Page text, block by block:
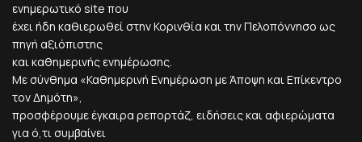
ενημερωτικό site που
έχει ήδη καθιερωθεί στην Κορινθία και την Πελοπόννησο ως
πηγή αξιόπιστης
και καθημερινής ενημέρωσης.
Με σύνθημα «Καθημερινή Ενημέρωση με Άποψη και Επίκεντρο
τον Δημότη»,
προσφέρουμε έγκαιρα ρεπορτάζ, ειδήσεις και αφιερώματα
για ό,τι συμβαίνει